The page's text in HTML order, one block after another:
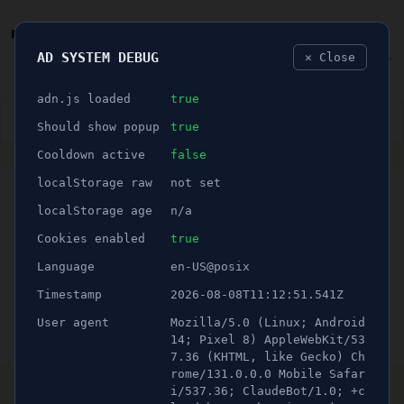
👮🏻‍♂️ BLÅLJUS ÅSIKTER SPORT
ANNONS
Våldtog kvinna och sedan
sålde henne till en annan
person - En 49 årig häktad
Publicerad 19 februari 2022 01:00
Uppdaterad 16 juni 2026 22:50
AD SYSTEM DEBUG ✕ Close
adn.js loaded true
Should show popup true
Cooldown active false
localStorage raw not set
localStorage age n/a
Cookies enabled true
Language en-US@posix
Timestamp 2026-08-08T11:12:51.541Z
User agent
Mozilla/5.0 (Linux; Android
14; Pixel 8) AppleWebKit/53
7.36 (KHTML, like Gecko) Ch
rome/131.0.0.0 Mobile Safar
i/537.36; ClaudeBot/1.0; +c